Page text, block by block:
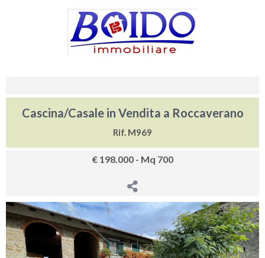
Cascina/Casale in Vendita a Roccaverano
Rif. M969
€ 198.000 - Mq 700